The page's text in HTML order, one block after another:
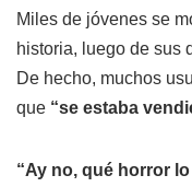
Miles de jóvenes se
historia, luego de sus
De hecho, muchos
que “se estaba
“Ay no, qué horror